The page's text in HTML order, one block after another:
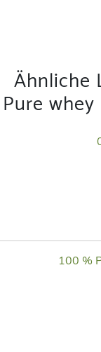
Ähnliche
Pure
100 %